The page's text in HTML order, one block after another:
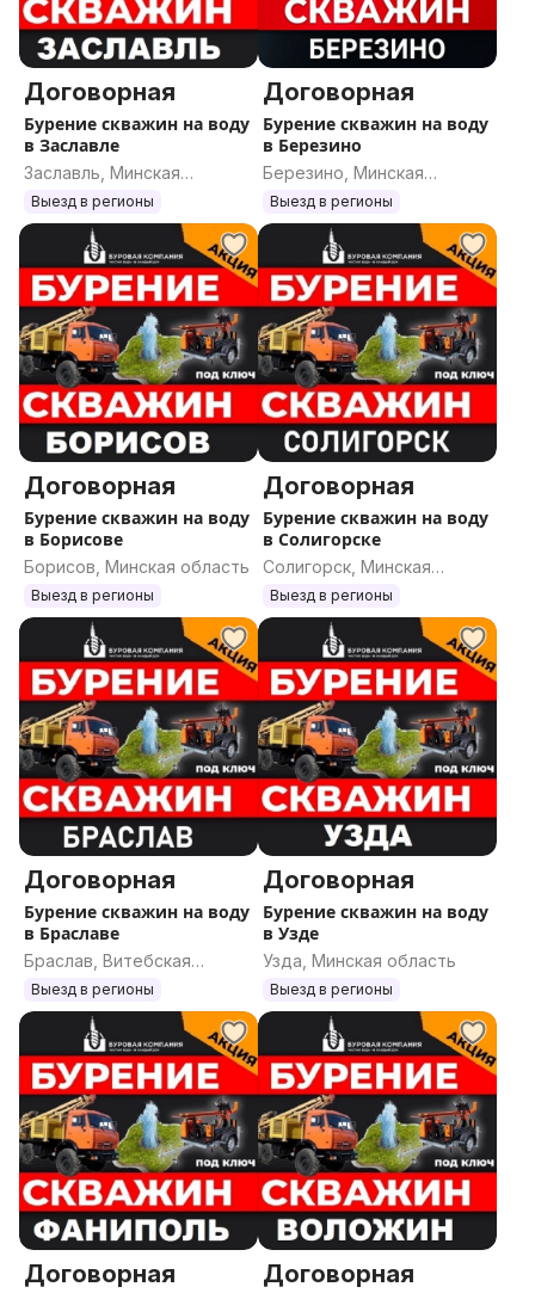
Договорная
Бурение скважин на воду
в Заславле
Заславль, Минская
область
Выезд в регионы
Договорная
Бурение скважин на воду
в Березино
Березино, Минская
область
Выезд в регионы
Договорная
Бурение скважин на воду
в Борисове
Борисов, Минская область
Выезд в регионы
Договорная
Бурение скважин на воду
в Солигорске
Солигорск, Минская
область
Выезд в регионы
Договорная
Бурение скважин на воду
в Браславе
Браслав, Витебская
область
Выезд в регионы
Договорная
Бурение скважин на воду
в Узде
Узда, Минская область
Выезд в регионы
Договорная Договорная